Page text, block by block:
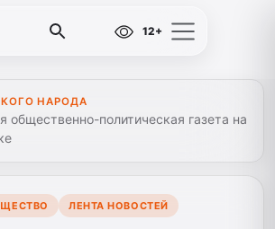
12+
НАРОДА
общественно-политическая газета на
ЛЕНТА НОВОСТЕЙ